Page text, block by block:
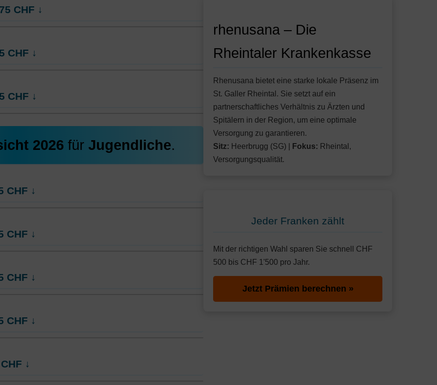
CHF ↓
CHF ↓
CHF ↓
2026 für Jugendliche.
CHF ↓
CHF ↓
CHF ↓
CHF ↓
CHF ↓
rhenusana – Die
Rheintaler Krankenkasse
Rhenusana bietet eine starke lokale Präsenz im
St. Galler Rheintal. Sie setzt auf ein
partnerschaftliches Verhältnis zu Ärzten und
Spitälern in der Region, um eine optimale
Versorgung zu garantieren.
Sitz: Heerbrugg (SG) | Fokus: Rheintal,
Versorgungsqualität.
Jeder Franken zählt
Mit der richtigen Wahl sparen Sie schnell CHF
500 bis CHF 1'500 pro Jahr.
Jetzt Prämien berechnen »